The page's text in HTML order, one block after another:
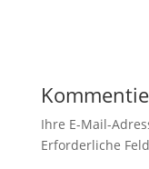
Ihre E-Mail-
Erforderliche